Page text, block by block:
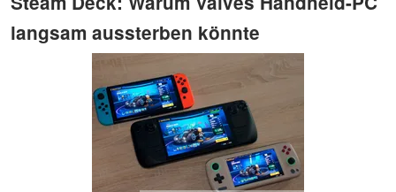
langsam aussterben könnte